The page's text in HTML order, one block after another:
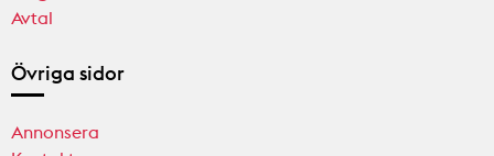
Avtal
Övriga sidor
Annonsera